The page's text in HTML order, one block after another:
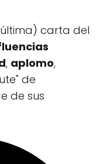
carta del
, aplomo,
de
de sus